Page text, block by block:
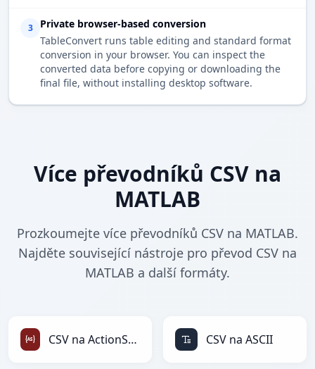
3
Private browser-based conversion
TableConvert runs table editing and standard format
conversion in your browser. You can inspect the
converted data before copying or downloading the
final file, without installing desktop software.
Více převodníků CSV na
MATLAB
Prozkoumejte více převodníků CSV na MATLAB.
Najděte související nástroje pro převod CSV na
MATLAB a další formáty.
CSV na ActionScript CSV na ASCII